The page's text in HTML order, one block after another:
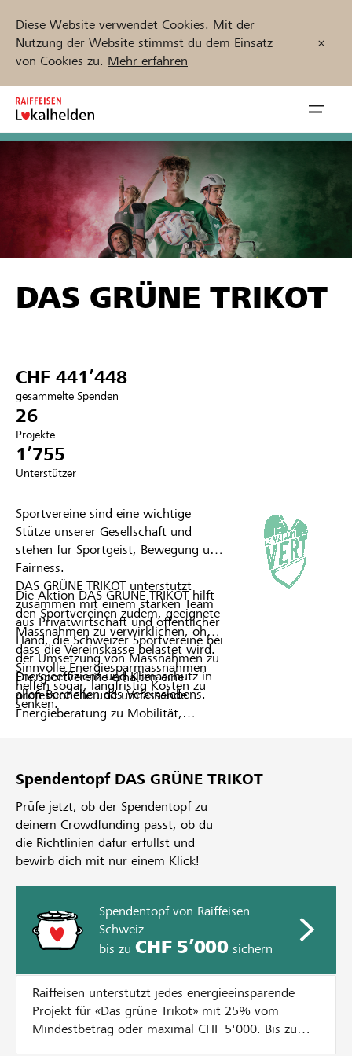
Diese Website verwendet Cookies. Mit der
Nutzung der Website stimmst du dem Einsatz
von Cookies zu. Mehr erfahren
Zum
Inhalt
springen
öffnen
Unterstützen
Partner / Raiffeisenbank
Anmelden
Registrieren
Projekte und Organisationen finden
Jetzt starten
DE FR
DAS GRÜNE TRIKOT
CHF 441’448
gesammelte Spenden
26
Projekte
1’755
Unterstützer
Sportvereine sind eine wichtige
Stütze unserer Gesellschaft und
stehen für Sportgeist, Bewegung und
Fairness.
DAS GRÜNE TRIKOT unterstützt
zusammen mit einem starken Team
aus Privatwirtschaft und öffentlicher
Hand, die Schweizer Sportvereine bei
der Umsetzung von Massnahmen zu
Energieeffizienz und Klimaschutz in
allen Bereichen des Vereinslebens.
Die Aktion DAS GRÜNE TRIKOT hilft
den Sportvereinen zudem, geeignete
Massnahmen zu verwirklichen, ohne
dass die Vereinskasse belastet wird.
Sinnvolle Energiesparmassnahmen
helfen sogar, langfristig Kosten zu
senken.
Die Sportvereine erhalten eine
professionelle und umfassende
Energieberatung zu Mobilität,
wird ein Projekt evaluiert, das ein
hohes Potenzial an Energie- sowie
Kosteneinsparungen aufweist.
Mittels Crowdfunding werden auf
lokalhelden.ch die benötigten
finanziellen Mittel gesammelt.
Spendentopf DAS GRÜNE TRIKOT
Prüfe jetzt, ob der Spendentopf zu
deinem Crowdfunding passt, ob du
die Richtlinien dafür erfüllst und
bewirb dich mit nur einem Klick!
Spendentopf von Raiffeisen
Schweiz
bis zu CHF 5’000sichern
Raiffeisen unterstützt jedes energieeinsparende
Projekt für «Das grüne Trikot» mit 25% vom
Mindestbetrag oder maximal CHF 5'000. Bis zum